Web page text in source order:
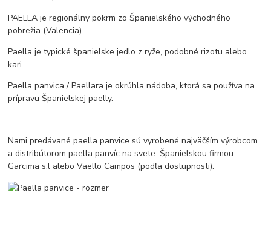
PAELLA je regionálny pokrm zo Španielského východného
pobrežia (Valencia)
Paella je typické španielske jedlo z ryže, podobné rizotu alebo
kari.
Paella panvica / Paellara je okrúhla nádoba, ktorá sa používa na
prípravu Španielskej paelly.
Nami predávané paella panvice sú vyrobené najväčším výrobcom
a distribútorom paella panvíc na svete. Španielskou firmou
Garcima s.l alebo Vaello Campos (podľa dostupnosti).